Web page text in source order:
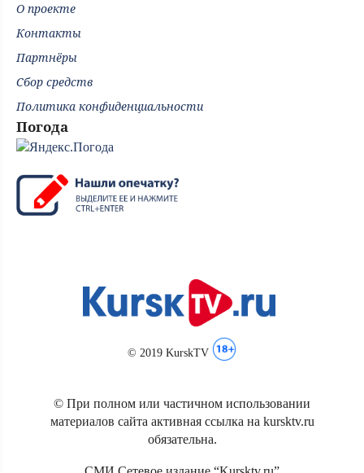
О проекте
Контакты
Партнёры
Сбор средств
Политика конфиденциальности
Погода
© 2019 KurskTV
© При полном или частичном использовании
материалов сайта активная ссылка на kursktv.ru
обязательна.